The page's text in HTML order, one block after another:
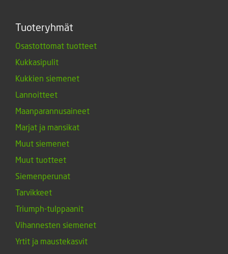
Tuoteryhmät
Osastottomat tuotteet
Kukkasipulit
Kukkien siemenet
Lannoitteet
Maanparannusaineet
Marjat ja mansikat
Muut siemenet
Muut tuotteet
Siemenperunat
Tarvikkeet
Triumph-tulppaanit
Vihannesten siemenet
Yrtit ja maustekasvit